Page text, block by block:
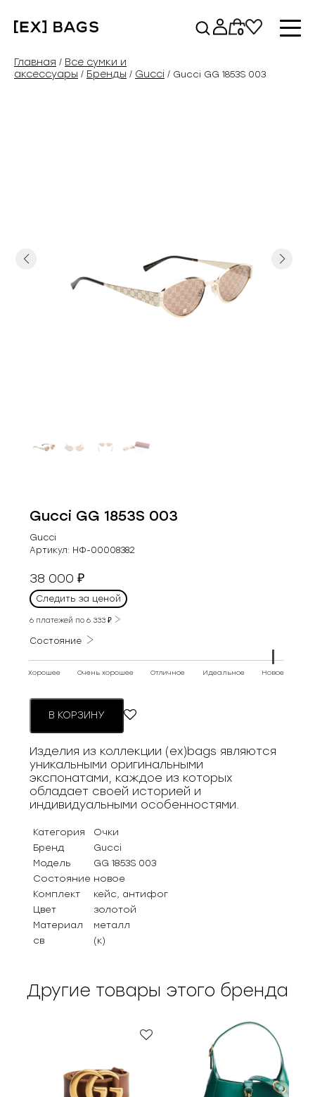
содержимому
0
Главная / Все сумки и
аксессуары / Бренды / Gucci / Gucci GG 1853S 003
Previous Next
Gucci GG 1853S 003
Gucci
Артикул: НФ-00008382
38 000₽
Следить за ценой
6 платежей по6 333₽
Состояние
Хорошее Очень хорошее Отличное Идеальное Новое
В КОРЗИНУ
Изделия из коллекции (ex)bags являются
уникальными оригинальными
экспонатами, каждое из которых
обладает своей историей и
индивидуальными особенностями.
Категория
Очки
Бренд
Gucci
Модель
GG 1853S 003
Состояние новое
Комплект
кейс, антифог
Цвет
золотой
Материал
металл
св
(к)
Другие товары этого бренда